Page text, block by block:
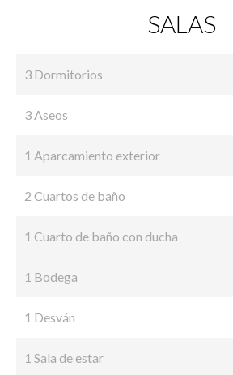
SALAS
3 Dormitorios
3 Aseos
1 Aparcamiento exterior
2 Cuartos de baño
1 Cuarto de baño con ducha
1 Bodega
1 Desván
1 Sala de estar